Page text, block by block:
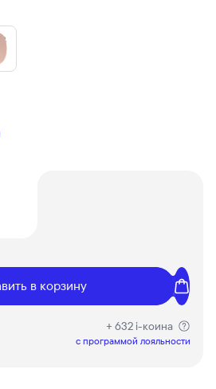
в корзину
+ 632 i-коина
c программой лояльности